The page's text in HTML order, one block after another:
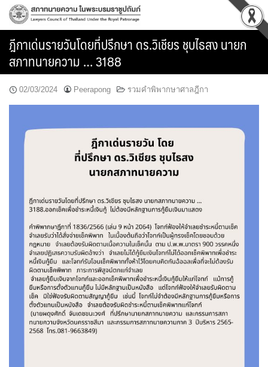
Skip
content
ฎีกาเด่นรายวันโดยที่ปรึกษา ดร.วิเชียร ชุบไธสง นายก
สภาทนายความ … 3188
02/03/2024 Peerapong รวมคำพิพากษาศาลฎีกา